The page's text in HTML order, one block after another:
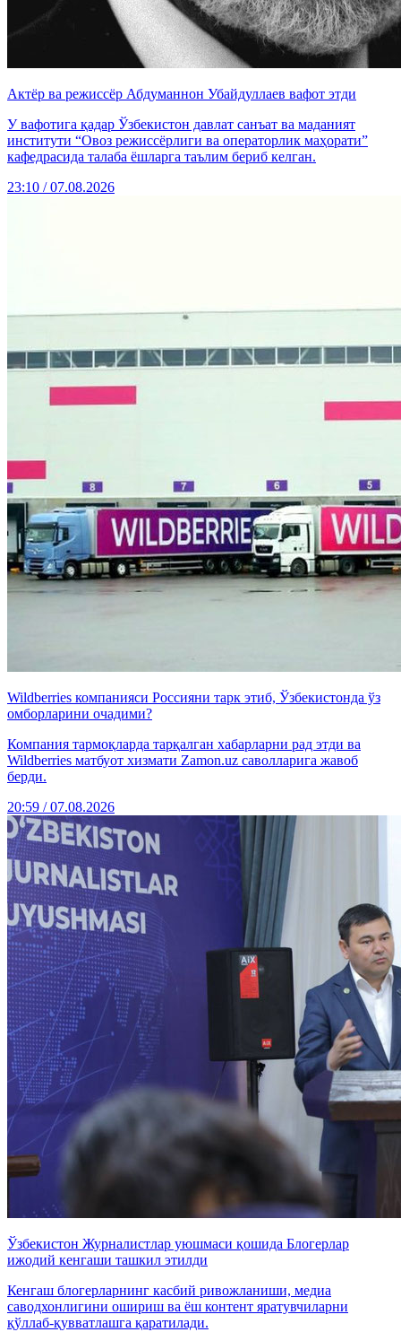
Актёр ва режиссёр Абдуманнон Убайдуллаев вафот этди
У вафотига қадар Ўзбекистон давлат санъат ва маданият
институти “Овоз режиссёрлиги ва операторлик маҳорати”
кафедрасида талаба ёшларга таълим бериб келган.
23:10 / 07.08.2026
Wildberries компанияси Россияни тарк этиб, Ўзбекистонда ўз
омборларини очадими?
Компания тармоқларда тарқалган хабарларни рад этди ва
Wildberries матбуот хизмати Zamon.uz саволларига жавоб
берди.
20:59 / 07.08.2026
Ўзбекистон Журналистлар уюшмаси қошида Блогерлар
ижодий кенгаши ташкил этилди
Кенгаш блогерларнинг касбий ривожланиши, медиа
саводхонлигини ошириш ва ёш контент яратувчиларни
қўллаб-қувватлашга қаратилади.